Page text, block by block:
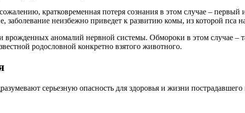
кратковременная потеря сознания в этом случае –
заболевание неизбежно приведет к развитию комы, из которой пса
врожденных аномалий нервной системы. Обмороки в этом случае
родословной конкретно взятого животного.
серьезную опасность для здоровья и жизни пострадавшего